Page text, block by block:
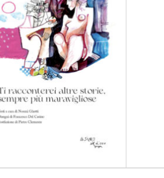
dei
desideri